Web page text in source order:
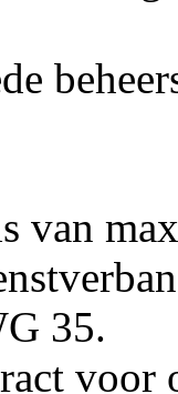
van
35.
voor